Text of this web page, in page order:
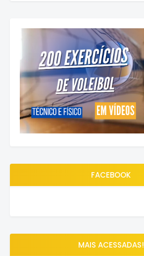
FACEBOOK
MAIS ACESSADAS!